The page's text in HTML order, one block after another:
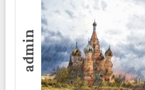
admin